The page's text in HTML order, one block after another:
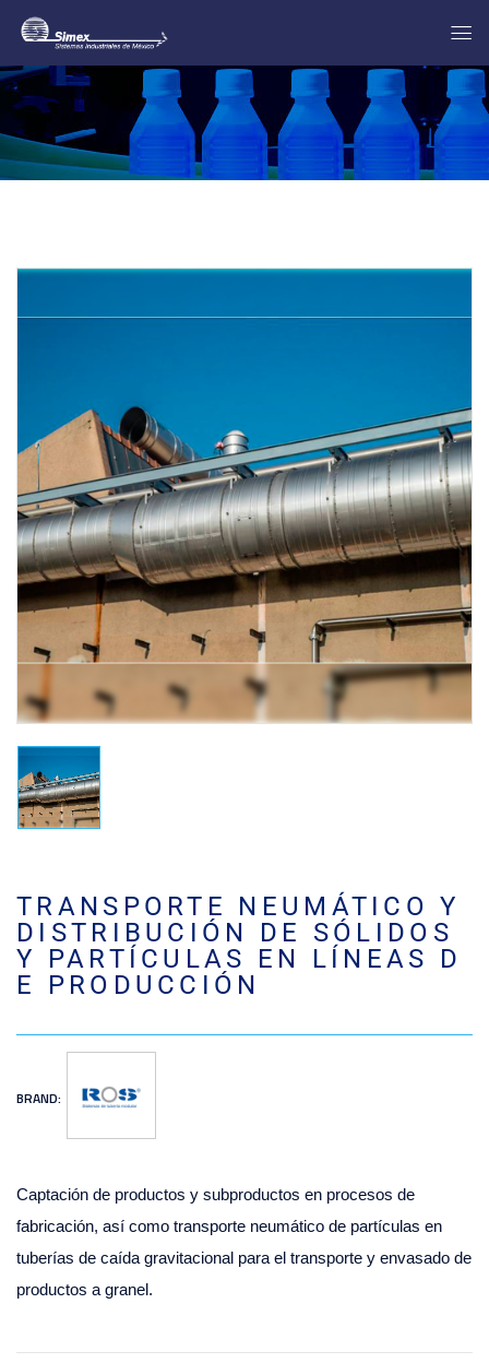
TRANSPORTE NEUMÁTICO Y
DISTRIBUCIÓN DE SÓLIDOS
Y PARTÍCULAS EN LÍNEAS D
E PRODUCCIÓN
BRAND:
Captación de productos y subproductos en procesos de
fabricación, así como transporte neumático de partículas en
tuberías de caída gravitacional para el transporte y envasado de
productos a granel.